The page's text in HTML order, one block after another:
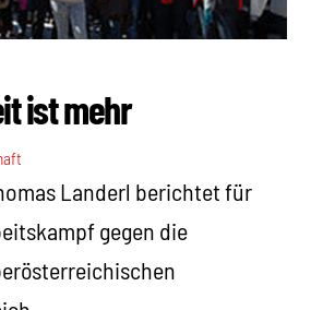
ist mehr
Landerl berichtet für
gegen die